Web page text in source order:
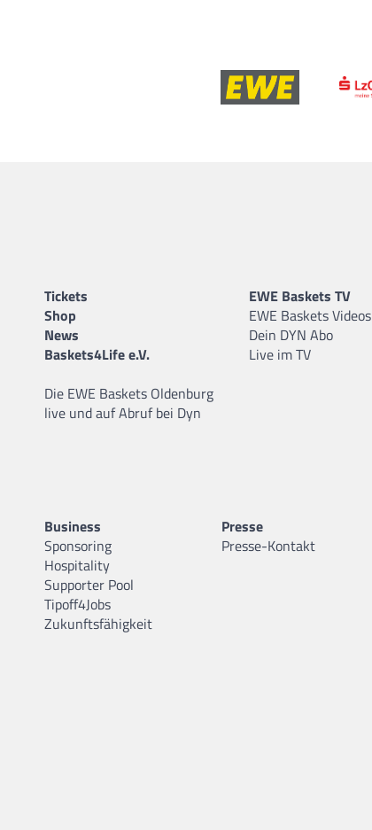
Tickets
Shop
News
Baskets4Life e.V.
Die EWE Baskets Oldenburg
live und auf Abruf bei Dyn
EWE Baskets TV
EWE Baskets Videos
Dein DYN Abo
Live im TV
Business
Sponsoring
Hospitality
Supporter Pool
Tipoff4Jobs
Zukunftsfähigkeit
Presse
Presse-Kontakt